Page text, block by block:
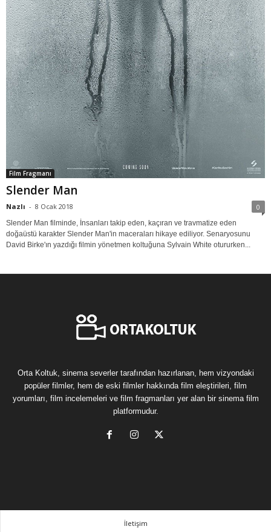
Film Fragmanı
Slender Man
Nazlı - 8 Ocak 2018 0
Slender Man filminde, İnsanları takip eden, kaçıran ve travmatize eden
doğaüstü karakter Slender Man'in maceraları hikaye ediliyor. Senaryosunu
David Birke'ın yazdığı filmin yönetmen koltuğuna Sylvain White otururken...
Orta Koltuk, sinema severler tarafından hazırlanan, hem vizyondaki
popüler filmler, hem de eski filmler hakkında film eleştirileri, film
yorumları, film incelemeleri ve film fragmanları yer alan bir sinema film
platformudur.
İletişim